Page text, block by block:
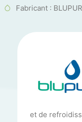
Fabricant :
et de